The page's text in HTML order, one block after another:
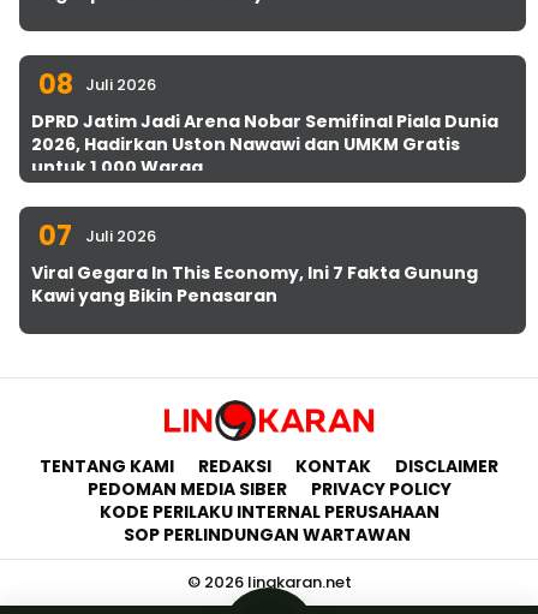
08 Juli 2026
DPRD Jatim Jadi Arena Nobar Semifinal Piala Dunia
2026, Hadirkan Uston Nawawi dan UMKM Gratis
untuk 1.000 Warga
07 Juli 2026
Viral Gegara In This Economy, Ini 7 Fakta Gunung
Kawi yang Bikin Penasaran
TENTANG KAMI REDAKSI KONTAK
DISCLAIMER
PEDOMAN MEDIA SIBER
PRIVACY POLICY
KODE PERILAKU INTERNAL PERUSAHAAN
SOP PERLINDUNGAN WARTAWAN
© 2026 lingkaran.net